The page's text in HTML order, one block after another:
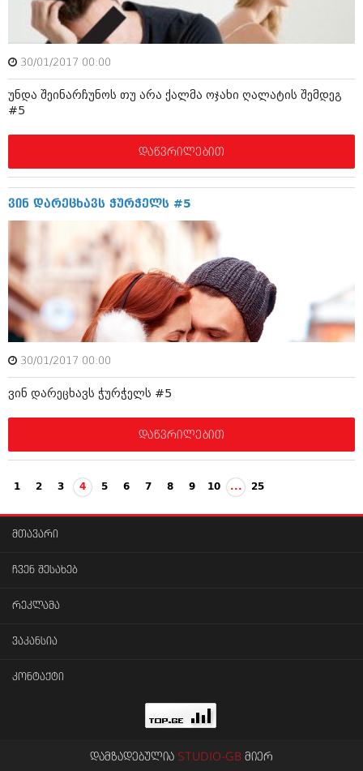
სექტემბერი 2010 (449)
აგვისტო 2010 (461)
ივლისი 2010 (556)
მაისი 2010 (232)
მარტი 2010 (454)
იანვარი 2010 (422)
დეკემბერი 2009 (510)
ოქტომბერი 2009 (382)
სექტემბერი 2009 (541)
ივლისი 2009 (118)
თებერვალი 0216 (1)
დეკემბერი 0215 (1)
ოქტომბერი 0215 (1)
აგვისტო 0215 (2)
აგვისტო 0212 (1)
ივნისი 0212 (2)
ნოემბერი 0201 (1)
30/01/2017 00:00
უნდა შეინარჩუნოს თუ არა ქალმა ოჯახი ღალატის შემდეგ
#5
დაწვრილებით
ვინ დარეცხავს ჭურჭელს #5
30/01/2017 00:00
ვინ დარეცხავს ჭურჭელს #5
დაწვრილებით
1 2 3 4 5 6 7 8 9 10 ... 25
მთავარი
ჩვენ შესახებ
რეკლამა
ვაკანსია
კონტაქტი
დამზადებულია STUDIO-GB მიერ